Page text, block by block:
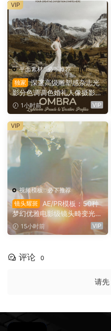
平面素材·必下推荐
独家
深邃高级雕塑感杂志光
影分色调调色婚礼人像摄影Li
ghtroom预设 Archipelago Q
uest – QUEST 61 OMBRA
（16147）
1小时前 VIP
VIP
视频模板· 必下推荐
镜头耀斑
AE/PR模板：50种
梦幻优雅电影级镜头畸变光学
镜头耀斑折射漏光4K婚礼、
音乐、剪辑转场叠加模板（16
15小时前 VIP
VIP
评论 0
请先